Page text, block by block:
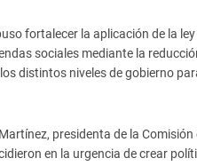
fortalecer la aplicación de la
sociales mediante la
distintos niveles de gobierno
presidenta de la
en la urgencia de crear